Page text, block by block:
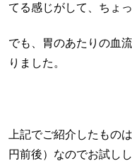
てる感じがして、ちょ
でも、胃のあたりの血
りました。
上記でご紹介したもの
円前後）なのでお試し